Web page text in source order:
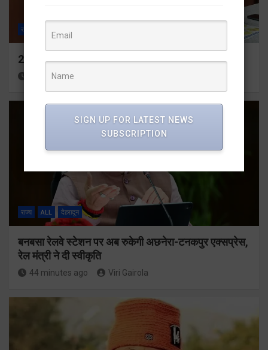
राज्य
24×7 अलर्ट मोड में रहें अधिकारीः मुख्य सचिव
38 minutes ago
राज्य ALL देहरादून
बनबसा रेलवे स्टेशन पर अब रुकेगी अछनेरा-टनकपुर एक्सप्रेस,
रेल मंत्री ने दी स्वीकृति
44 minutes ago Viri Gairola
SIGN UP FOR LATEST NEWS
SUBSCRIPTION